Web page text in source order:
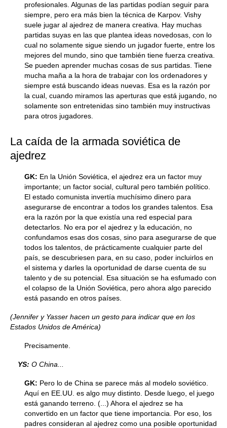
profesionales. Algunas de las partidas podían seguir para
siempre, pero era más bien la técnica de Karpov. Vishy
suele jugar al ajedrez de manera creativa. Hay muchas
partidas suyas en las que plantea ideas novedosas, con lo
cual no solamente sigue siendo un jugador fuerte, entre los
mejores del mundo, sino que también tiene fuerza creativa.
Se pueden aprender muchas cosas de sus partidas. Tiene
mucha maña a la hora de trabajar con los ordenadores y
siempre está buscando ideas nuevas. Esa es la razón por
la cual, cuando miramos las aperturas que está jugando, no
solamente son entretenidas sino también muy instructivas
para otros jugadores.
La caída de la armada soviética de
ajedrez
GK: En la Unión Soviética, el ajedrez era un factor muy
importante; un factor social, cultural pero también político.
El estado comunista invertía muchísimo dinero para
asegurarse de encontrar a todos los grandes talentos. Esa
era la razón por la que existía una red especial para
detectarlos. No era por el ajedrez y la educación, no
confundamos esas dos cosas, sino para asegurarse de que
todos los talentos, de prácticamente cualquier parte del
país, se descubriesen para, en su caso, poder incluirlos en
el sistema y darles la oportunidad de darse cuenta de su
talento y de su potencial. Esa situación se ha esfumado con
el colapso de la Unión Soviética, pero ahora algo parecido
está pasando en otros países.
(Jennifer y Yasser hacen un gesto para indicar que en los
Estados Unidos de América)
Precisamente.
YS: O China...
GK: Pero lo de China se parece más al modelo soviético.
Aquí en EE.UU. es algo muy distinto. Desde luego, el juego
está ganando terreno. (...) Ahora el ajedrez se ha
convertido en un factor que tiene importancia. Por eso, los
padres consideran al ajedrez como una posible oportunidad